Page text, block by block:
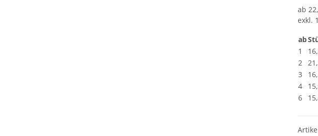
ab
exkl.
ab
1
2
3
4
6